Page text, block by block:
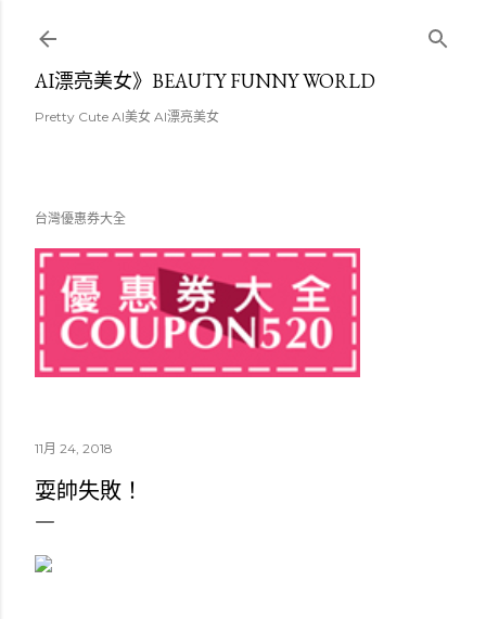
AI漂亮美女》BEAUTY FUNNY WORLD
Pretty Cute AI美女 AI漂亮美女
台灣優惠券大全
11月 24, 2018
耍帥失敗！